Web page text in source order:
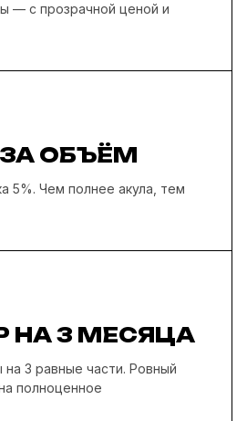
— с прозрачной ценой и
ОБЪЁМ
5%. Чем полнее акула, тем
НА 3 МЕСЯЦА
3 равные части. Ровный
полноценное